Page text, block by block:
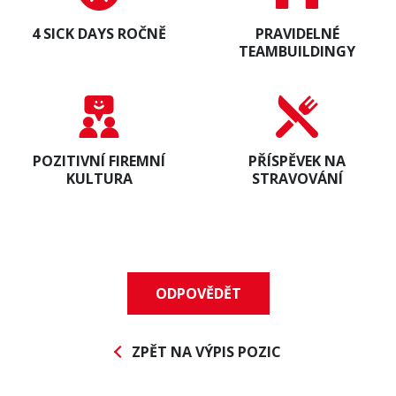
4 SICK DAYS ROČNĚ
PRAVIDELNÉ
TEAMBUILDINGY
POZITIVNÍ FIREMNÍ
KULTURA
PŘÍSPĚVEK NA
STRAVOVÁNÍ
ODPOVĚDĚT
ZPĚT NA VÝPIS POZIC
Newsletteru
AVAPS/
Suscribe to theAVAPS
Newsletter
Příjmení / Surname